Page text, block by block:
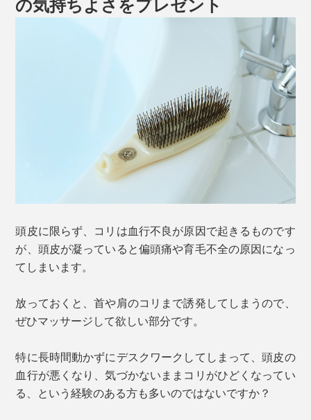
の気持ちよさをプレゼント
頭皮に限らず、コリは血行不良が原因で起きるものです
が、頭皮が凝っていると偏頭痛や育毛不全の原因になっ
てしまいます。
放っておくと、首や肩のコリまで誘発してしまうので、
ぜひマッサージして欲しい部分です。
特に長時間動かずにデスクワークしてしまって、頭皮の
血行が悪くなり、気づかないままコリがひどくなってい
る、という経験のある方も多いのではないですか？